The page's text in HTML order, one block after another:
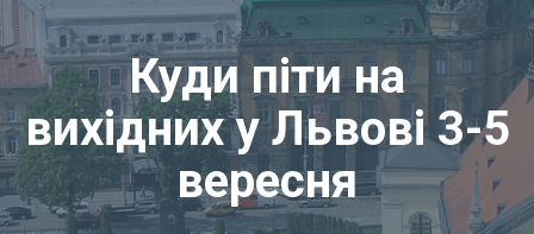
Куди піти на
вихідних у Львові 3-5
вересня